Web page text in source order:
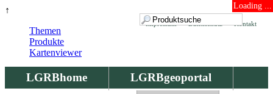
↑ Loading ...
Kontakt
Datenschutz
Impressum
LGRBhome
LGRBgeoportal
Themen
Produkte
Kartenviewer